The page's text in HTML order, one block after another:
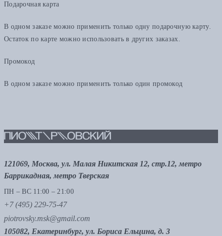
Подарочная карта
В одном заказе можно применить только одну подарочную карту.
Остаток по карте можно использовать в других заказах.
Промокод
В одном заказе можно применить только один промокод
121069, Москва, ул. Малая Никитская 12, стр.12, метро
Баррикадная, метро Тверская
ПН – ВС 11:00 – 21:00
+7 (495) 229-75-47
piotrovsky.msk@gmail.com
105082, Екатеринбург, ул. Бориса Ельцина, д. 3